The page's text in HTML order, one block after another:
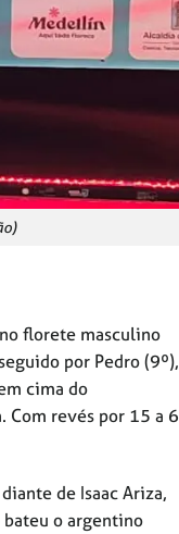
florete masculino
por Pedro (9º),
cima do
Com revés por 15 a 6
de Isaac Ariza,
bateu o argentino